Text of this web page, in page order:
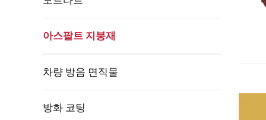
아스팔트 지붕재
차량 방음 면직물
방화 코팅